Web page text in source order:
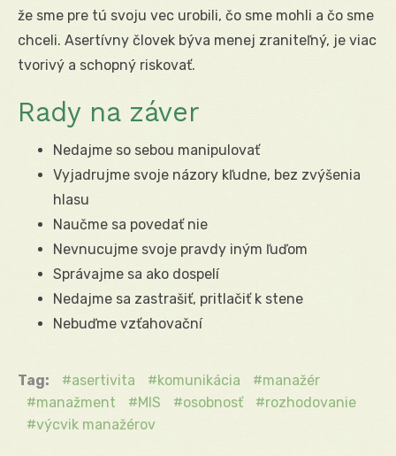
že sme pre tú svoju vec urobili, čo sme mohli a čo sme
chceli. Asertívny človek býva menej zraniteľný, je viac
tvorivý a schopný riskovať.
Rady na záver
Nedajme so sebou manipulovať
Vyjadrujme svoje názory kľudne, bez zvýšenia
hlasu
Naučme sa povedať nie
Nevnucujme svoje pravdy iným ľuďom
Správajme sa ako dospelí
Nedajme sa zastrašiť, pritlačiť k stene
Nebuďme vzťahovační
Tag: asertivita komunikácia
manažér
manažment
MIS osobnosť
rozhodovanie
výcvik manažérov